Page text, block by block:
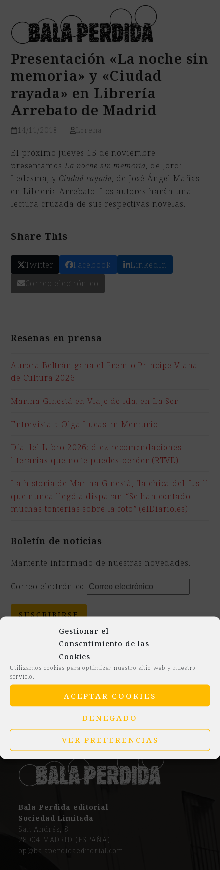
Gestionar el
Consentimiento de las
Cookies
Utilizamos cookies para optimizar nuestro sitio web y nuestro
servicio.
ACEPTAR COOKIES
DENEGADO
VER PREFERENCIAS
content
mobile
menu
mobile
menu
Presentación «La noche sin
memoria» y «Ciudad
rayada» en Librería
Arrebato de Madrid
14/11/2018 Lorena
El próximo jueves 15 de noviembre
presentamosLa noche sin memoria, de Jordi
Ledesma, y Ciudad rayada, de José Ángel Mañas
en Librería Arrebato. Los autores harán una
lectura cruzada de sus respectivas novelas.
Share This
Twitter Facebook
LinkedIn
Correo electrónico
Reseñas en prensa
Aurora Beltrán gana el Premio Principe Viana
de Cultura 2026
Marina Ginestá en Viaje de ida, en La Ser
Entrevista a Olga Lucas en Mercurio
Día del Libro 2026: diez recomendaciones
literarias que no te puedes perder (RTVE)
La historia de Marina Ginestà, ‘la chica del fusil’
que nunca llegó a disparar: “Se han contado
muchas tonterías sobre la foto” (elDiario.es)
Boletín de noticias
Mantente informado de nuestras novedades.
Correo electrónico
SUSCRIBIRSE
previous
Presentación
«La
cerillera», de
Pilar Martín
next
post:
Presentación edición
conmemorativa del 25
del Kronen» en Valladolid
Bala Perdida editorial
Sociedad Limitada
San Andrés, 8
28004 MADRID (ESPAÑA)
bp@balaperdidaeditorial.com